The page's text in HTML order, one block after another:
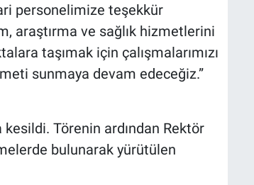
personelimize teşekkür
araştırma ve sağlık hizmetlerini
taşımak için çalışmalarımızı
sunmaya devam edeceğiz.”
Törenin ardından Rektör
bulunarak yürütülen